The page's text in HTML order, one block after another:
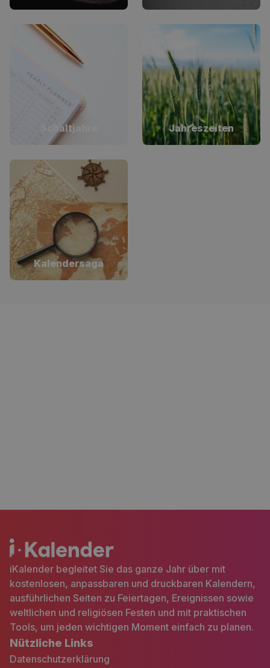
Schaltjahre Jahreszeiten
Kalendersaga
iKalender begleitet Sie das ganze Jahr über mit
kostenlosen, anpassbaren und druckbaren Kalendern,
ausführlichen Seiten zu Feiertagen, Ereignissen sowie
weltlichen und religiösen Festen und mit praktischen
Tools, um jeden wichtigen Moment einfach zu planen.
Nützliche Links
Datenschutzerklärung